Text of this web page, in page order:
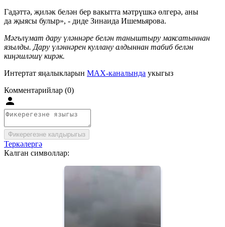
Гадәттә, җиләк белән бер вакытта мәтрүшкә өлгерә, аны
да җыясы булыр», - диде Зинаида Ишемьярова.
Мәгълүмат дару үләннәре белән таныштыру максатыннан
язылды. Дару үләннәрен куллану алдыннан табиб белән
киңәшләшү кирәк.
Интертат яңалыкларын MAX-каналында укыгыз
Комментарийлар (0)
Фикерегезне калдырыгыз
Теркәлергә
Калган символлар: